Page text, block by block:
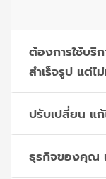
ต้องการใช้บริ
สำเร็จรูป แต่ไ
ปรับเปลี่ยน แ
ธุรกิจของคุณ